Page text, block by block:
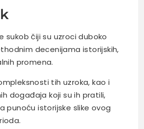
sukob čiji su uzroci duboko
decenijama istorijskih,
promena.
tih uzroka, kao i
događaja koji su ih pratili,
punoću istorijske slike ovog